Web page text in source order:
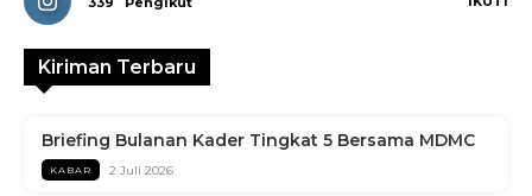
Kiriman Terbaru
Briefing Bulanan Kader Tingkat 5 Bersama MDMC
KABAR 2 Juli 2026